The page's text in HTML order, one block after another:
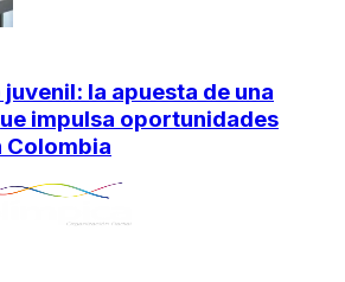
la apuesta de una
impulsa oportunidades
Colombia